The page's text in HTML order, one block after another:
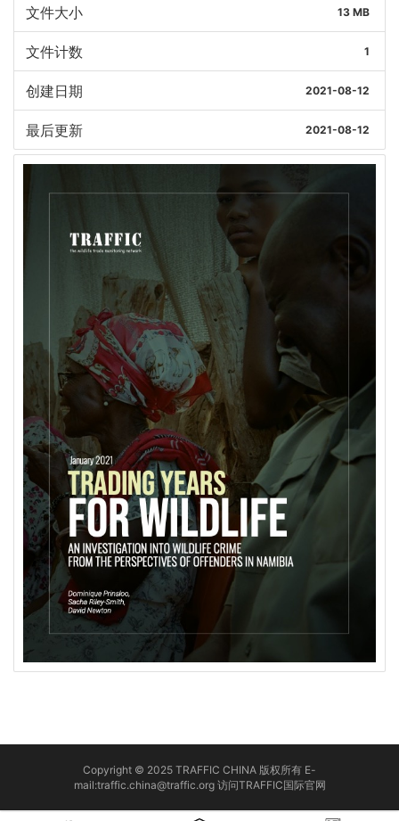
文件大小 13 MB
文件计数 1
创建日期 2021-08-12
最后更新 2021-08-12
Copyright © 2025 TRAFFIC CHINA 版权所有 E-
mail:traffic.china@traffic.org 访问TRAFFIC国际官网